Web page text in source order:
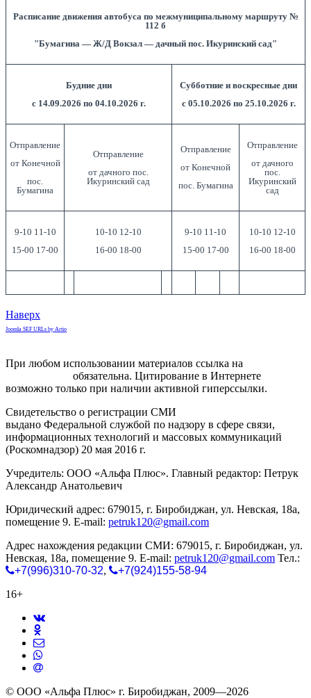
Расписание движения автобуса по межмуниципальному маршруту №
112 б
"Бумагина — Ж/Д Вокзал — дачный пос. Икуринский сад"
Будние дни
с 14.09.2026 по 04.10.2026 г.
Субботние и воскресные дни
с 05.10.2026 по 25.10.2026 г.
Отправление
от Конечной
пос.
Бумагина
Отправление
от дачного пос.
Икуринский сад
Отправление
от Конечной
пос. Бумагина
Отправление
от дачного
пос.
Икуринский
сад
9-10 11-10
15-00 17-00
10-10 12-10
16-00 18-00
9-10 11-10
15-00 17-00
10-10 12-10
16-00 18-00
Наверх
Joomla SEF URLs by Artio
При любом использовании материалов ссылка на
обязательна. Цитирование в Интернете
возможно только при наличии активной гиперссылки.
Свидетельство о регистрации СМИ
выдано Федеральной службой по надзору в сфере связи,
информационных технологий и массовых коммуникаций
(Роскомнадзор) 20 мая 2016 г.
Учредитель: ООО «Альфа Плюс». Главный редактор: Петрук
Александр Анатольевич
Юридический адрес: 679015, г. Биробиджан, ул. Невская, 18а,
помещение 9. E-mail: petruk120@gmail.com
Адрес нахождения редакции СМИ: 679015, г. Биробиджан, ул.
Невская, 18а, помещение 9. E-mail: petruk120@gmail.com Тел.:
+7(996)310-70-32,
+7(924)155-58-94
16+
© ООО «Альфа Плюс» г. Биробиджан, 2009—2026